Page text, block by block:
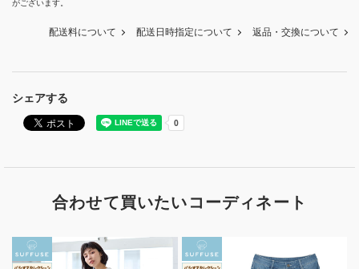
シェアする
がございます。
配送料について 配送日時指定について 返品・交換について
合わせて買いたいコーディネート